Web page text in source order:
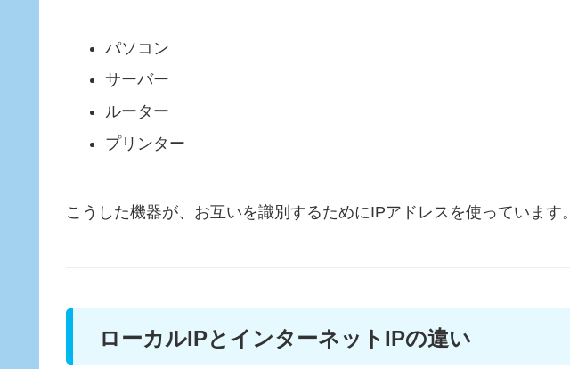
パソコン
サーバー
ルーター
プリンター
こうした機器が、お互いを識別するためにIPアドレスを使っています。
ローカルIPとインターネットIPの違い